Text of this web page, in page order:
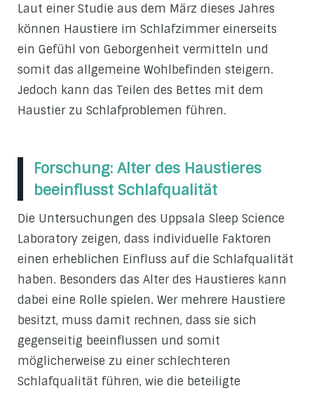
Laut einer Studie aus dem März dieses Jahres
können Haustiere im Schlafzimmer einerseits
ein Gefühl von Geborgenheit vermitteln und
somit das allgemeine Wohlbefinden steigern.
Jedoch kann das Teilen des Bettes mit dem
Haustier zu Schlafproblemen führen.
Forschung: Alter des Haustieres
beeinflusst Schlafqualität
Die Untersuchungen des Uppsala Sleep Science
Laboratory zeigen, dass individuelle Faktoren
einen erheblichen Einfluss auf die Schlafqualität
haben. Besonders das Alter des Haustieres kann
dabei eine Rolle spielen. Wer mehrere Haustiere
besitzt, muss damit rechnen, dass sie sich
gegenseitig beeinflussen und somit
möglicherweise zu einer schlechteren
Schlafqualität führen, wie die beteiligte